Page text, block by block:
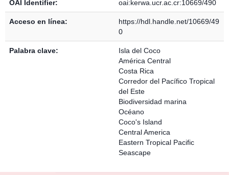
OAI Identifier: oai:kerwa.ucr.ac.cr:10669/490
Acceso en línea:
https://hdl.handle.net/10669/49
0
Palabra clave:
Isla del Coco
América Central
Costa Rica
Corredor del Pacífico Tropical
del Este
Biodiversidad marina
Océano
Coco's Island
Central America
Eastern Tropical Pacific
Seascape